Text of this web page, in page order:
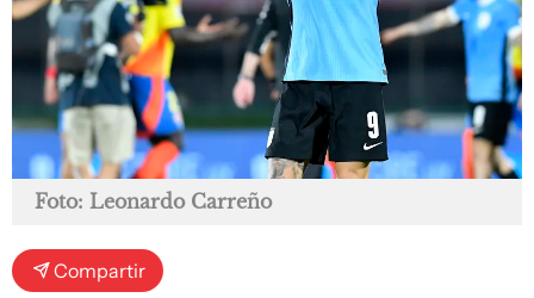
Foto: Leonardo Carreño
Compartir